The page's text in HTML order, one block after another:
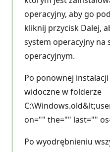
operacyjny, aby go
kliknij przycisk Dalej,
system operacyjny na
operacyjnym.
Po ponownej
widoczne w folderze
on="" the="" last=""
Po wyodrębnieniu